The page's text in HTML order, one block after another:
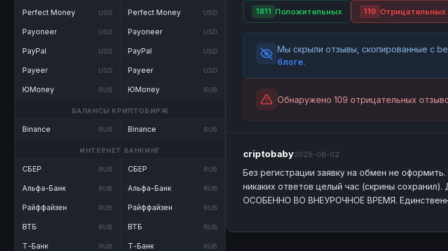
Perfect Money USD
Payoneer USD
PayPal USD
Payeer USD
ЮMoney RUB
Perfect Money USD
Payoneer USD
PayPal USD
Payeer USD
ЮMoney RUB
БАЛАНСЫ КРИПТОБИРЖ
Binance RUB Binance RUB
ИНТЕРНЕТ БАНКИНГ
СБЕР RUB
Альфа-Банк RUB
Райффайзен RUB
ВТБ RUB
Т-Банк RUB
СБЕР RUB
Альфа-Банк RUB
Райффайзен RUB
ВТБ RUB
Т-Банк RUB
1811 Положительных 110 Отрицательных
Мы скрыли отзывы, скопированные с
блоге.
Обнаружено 109 отрицательных
criptobaby2025-08-02
Без регистрации заявку на обмен не
никаких ответов целый час (скрины
ОСОБЕННО ВО ВНЕУРОЧНОЕ ВРЕМЯ.